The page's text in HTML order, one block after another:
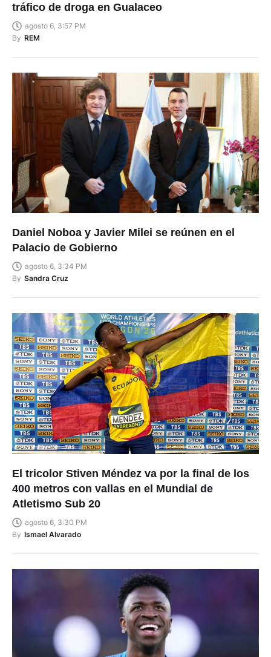
tráfico de droga en Gualaceo
agosto 6, 3:57 PM
By REM
Daniel Noboa y Javier Milei se reúnen en el
Palacio de Gobierno
agosto 6, 3:34 PM
By Sandra Cruz
El tricolor Stiven Méndez va por la final de los
400 metros con vallas en el Mundial de
Atletismo Sub 20
agosto 6, 3:30 PM
By Ismael Alvarado